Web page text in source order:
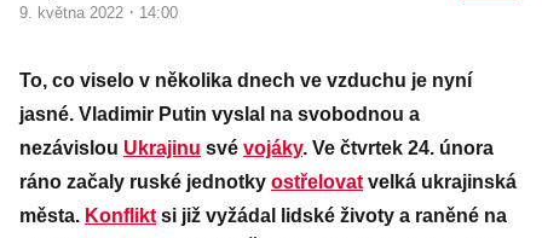
9. května 2022 · 14:00
To, co viselo v několika dnech ve vzduchu je nyní
jasné. Vladimir Putin vyslal na svobodnou a
nezávislou Ukrajinu své vojáky. Ve čtvrtek 24. února
ráno začaly ruské jednotky ostřelovat velká ukrajinská
města. Konflikt si již vyžádal lidské životy a raněné na